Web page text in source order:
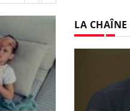
LA CHAÎNE